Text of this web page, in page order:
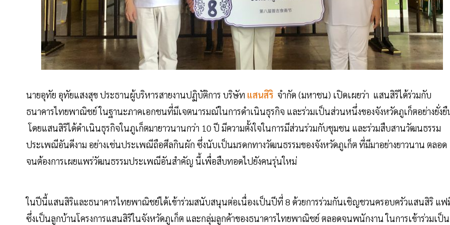
นายอุทัย อุทัยแสงสุข ประธานผู้บริหารสายงานปฏิบัติการ บริษัท แสนสิริ จำกัด (มหาชน) เปิดเผยว่า แสนสิริได้ร่วมกับ
ธนาคารไทยพาณิชย์ ในฐานะภาคเอกชนที่มีเจตนารมณ์ในการดำเนินธุรกิจ และร่วมเป็นส่วนหนึ่งของจังหวัดภูเก็ตอย่างยั่งยื
โดยแสนสิริได้ดำเนินธุรกิจในภูเก็ตมายาวนานกว่า 10 ปี มีความตั้งใจในการมีส่วนร่วมกับชุมชน และร่วมสืบสานวัฒนธรรม
ประเพณีอันดีงาม อย่างเช่นประเพณีถือศีลกินผัก ซึ่งนับเป็นมรดกทางวัฒนธรรมของจังหวัดภูเก็ต ที่มีมาอย่างยาวนาน ตลอด
จนต้องการเผยแพร่วัฒนธรรมประเพณีอันสำคัญ นี้เพื่อสืบทอดไปยังคนรุ่นใหม่
ในปีนี้แสนสิริและธนาคารไทยพาณิชย์ได้เข้าร่วมสนับสนุนต่อเนื่องเป็นปีที่ 8 ด้วยการร่วมกันเชิญชวนครอบครัวแสนสิริ แฟ
ซึ่งเป็นลูกบ้านโครงการแสนสิริในจังหวัดภูเก็ต และกลุ่มลูกค้าของธนาคารไทยพาณิชย์ ตลอดจนพนักงาน ในการเข้าร่วมเป็น